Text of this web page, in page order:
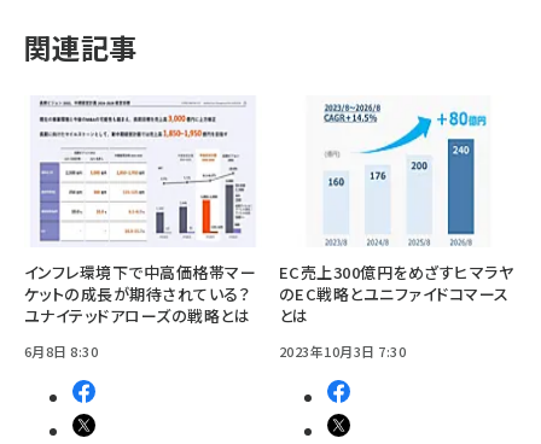
関連記事
インフレ環境下で中高価格帯マー
ケットの成長が期待されている？
ユナイテッドアローズの戦略とは
6月8日 8:30
EC売上300億円をめざすヒマラヤ
のEC戦略とユニファイドコマース
とは
2023年10月3日 7:30